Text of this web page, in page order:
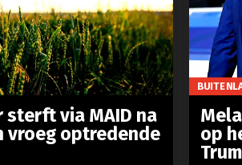
sterft via MAID na
vroeg optredende
op